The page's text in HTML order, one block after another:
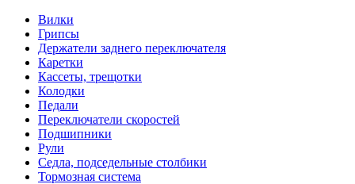
Вилки
Грипсы
Держатели заднего переключателя
Каретки
Кассеты, трещотки
Колодки
Педали
Переключатели скоростей
Подшипники
Рули
Седла, подседельные столбики
Тормозная система